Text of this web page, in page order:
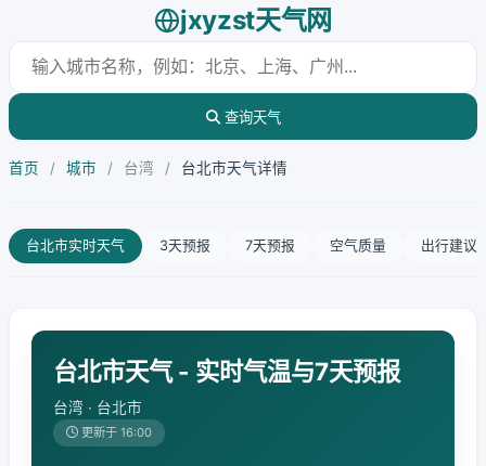
jxyzst天气网
查询天气
首页 / 城市 / 台湾 / 台北市天气详情
台北市实时天气 3天预报 7天预报 空气质量 出行建议
台北市天气 - 实时气温与7天预报
台湾 · 台北市
更新于 16:00